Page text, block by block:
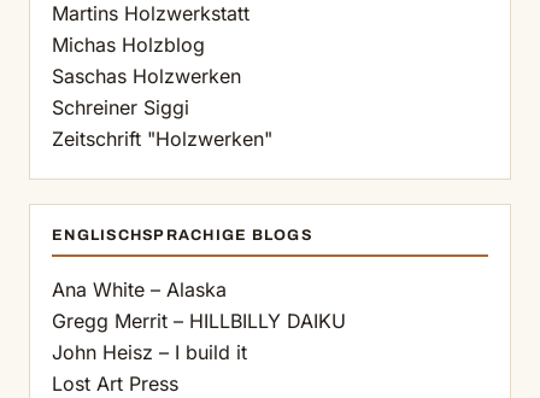
Martins Holzwerkstatt
Michas Holzblog
Saschas Holzwerken
Schreiner Siggi
Zeitschrift "Holzwerken"
ENGLISCHSPRACHIGE BLOGS
Ana White – Alaska
Gregg Merrit – HILLBILLY DAIKU
John Heisz – I build it
Lost Art Press